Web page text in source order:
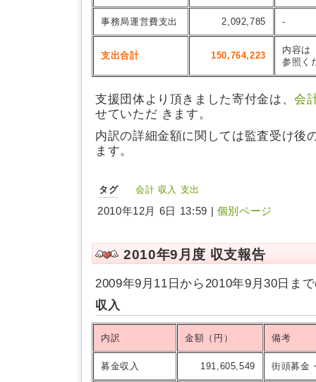
事務局運営費支出 2,092,785 -
支出合計 150,764,223
内容は
参照く
支援団体より頂きました寄付金は、会
せていただ きます。
内訳の詳細金額に関しては監査受け後
ます。
タグ 会計 収入 支出
2010年12月 6日 13:59 | 個別ページ
2010年9月度 収支報告
2009年9月11日から2010年9月30日ま
収入
内訳 金額（円） 備考
募金収入 191,605,549 街頭募金